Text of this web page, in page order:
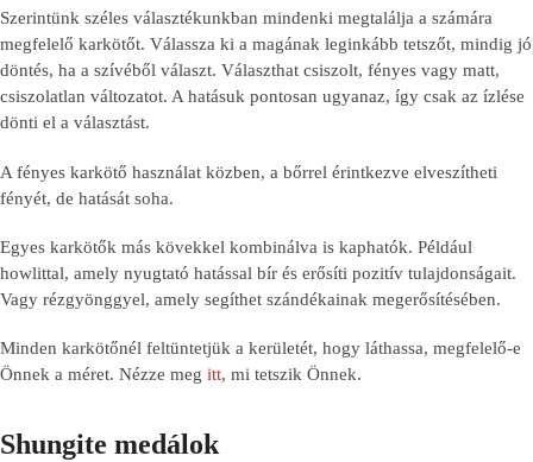
Szerintünk széles választékunkban mindenki megtalálja a számára
megfelelő karkötőt. Válassza ki a magának leginkább tetszőt, mindig jó
döntés, ha a szívéből választ. Választhat csiszolt, fényes vagy matt,
csiszolatlan változatot. A hatásuk pontosan ugyanaz, így csak az ízlése
dönti el a választást.
A fényes karkötő használat közben, a bőrrel érintkezve elveszítheti
fényét, de hatását soha.
Egyes karkötők más kövekkel kombinálva is kaphatók. Például
howlittal, amely nyugtató hatással bír és erősíti pozitív tulajdonságait.
Vagy rézgyönggyel, amely segíthet szándékainak megerősítésében.
Minden karkötőnél feltüntetjük a kerületét, hogy láthassa, megfelelő-e
Önnek a méret. Nézze meg itt, mi tetszik Önnek.
Shungite medálok